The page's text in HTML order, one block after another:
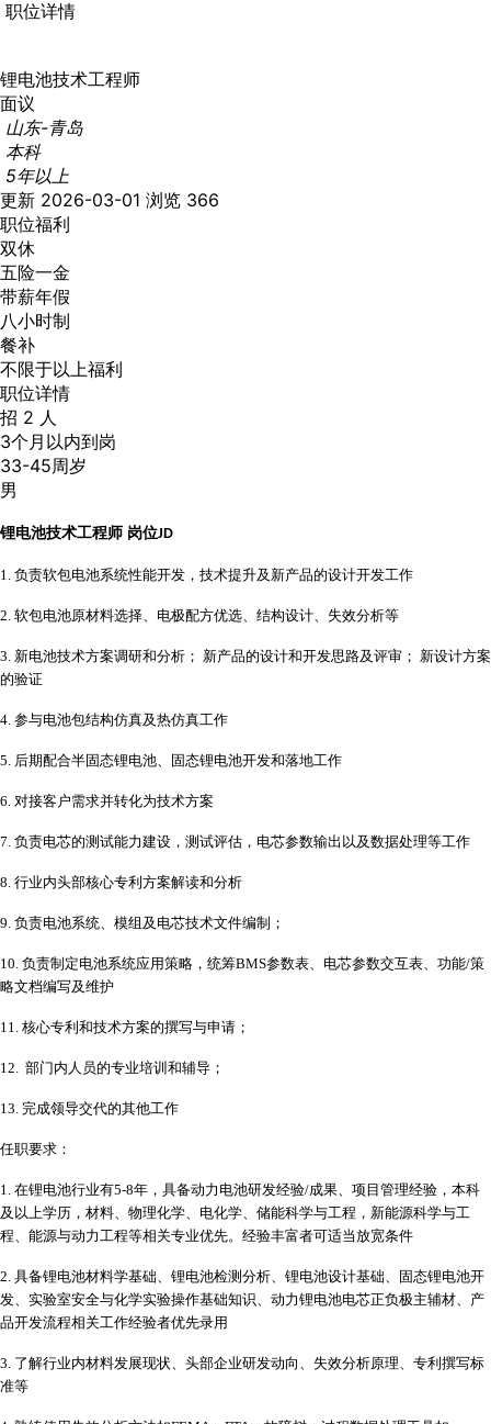
职位详情
锂电池技术工程师
面议
山东-青岛
本科
5年以上
更新 2026-03-01 浏览 366
职位福利
双休
五险一金
带薪年假
八小时制
餐补
不限于以上福利
职位详情
招 2 人
3个月以内到岗
33-45周岁
男
锂电池技术工程师 岗位JD
1. 负责软包电池系统性能开发 ， 技术提升及新产品的设计开发工作
2. 软包电池原材料选择、电极配方优选、结构设计、失效分析等
3. 新电池技术方案调研和分析； 新产品的设计和开发思路及评审； 新设计方案
的验证
4. 参与电池包结构仿真及热仿真工作
5. 后期配合半固态锂电池、固态锂电池开发和落地工作
6. 对接客户需求并转化为技术方案
7. 负责电芯的测试能力建设，测试评估，电芯参数输出以及数据处理等工作
8. 行业内头部核心专利方案解读和分析
9. 负责电池系统、模组及电芯技术文件编制；
10. 负责制定电池系统应用策略，统筹BMS参数表、电芯参数交互表、功能/策
略文档编写及维护
11. 核心专利和技术方案的撰写与申请；
12. 部门内人员的专业培训和辅导；
13. 完成领导交代的其他工作
任职要求：
1. 在锂电池行业有5-8年，具备动力电池研发经验/成果、项目管理经验， 本科
及 以上学历，材料、 物理化学、 电化学、 储能科学与工程，新能源科学与工
程、能源与动力工程等相关专业优先。 经验丰富者可适当放宽条件
2. 具备锂电池材料学基础、锂电池检测分析、锂电池设计基础、固态锂电池开
发、实验室安全与化学实验操作基础知识、动力锂电池电芯正负极主辅材、产
品开发流程相关工作经验者优先录用
3. 了解行业内材料发展现状、头部企业研发动向、失效分析原理、专利撰写标
准等